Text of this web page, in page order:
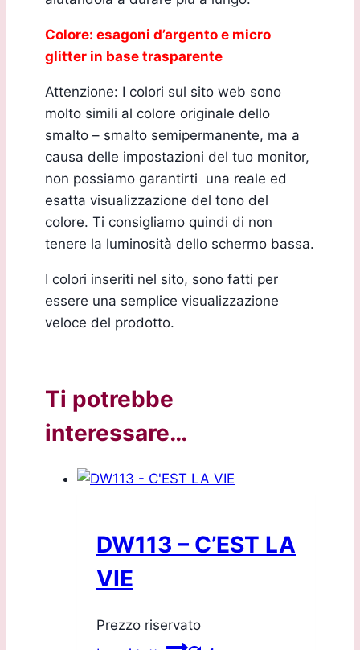
Colore: esagoni d’argento e micro
glitter in base trasparente
Attenzione: I colori sul sito web sono
molto simili al colore originale dello
smalto – smalto semipermanente, ma a
causa delle impostazioni del tuo monitor,
non possiamo garantirti una reale ed
esatta visualizzazione del tono del
colore. Ti consigliamo quindi di non
tenere la luminosità dello schermo bassa.
I colori inseriti nel sito, sono fatti per
essere una semplice visualizzazione
veloce del prodotto.
Ti potrebbe
interessare…
DW113 – C’EST LA
VIE
Prezzo riservato